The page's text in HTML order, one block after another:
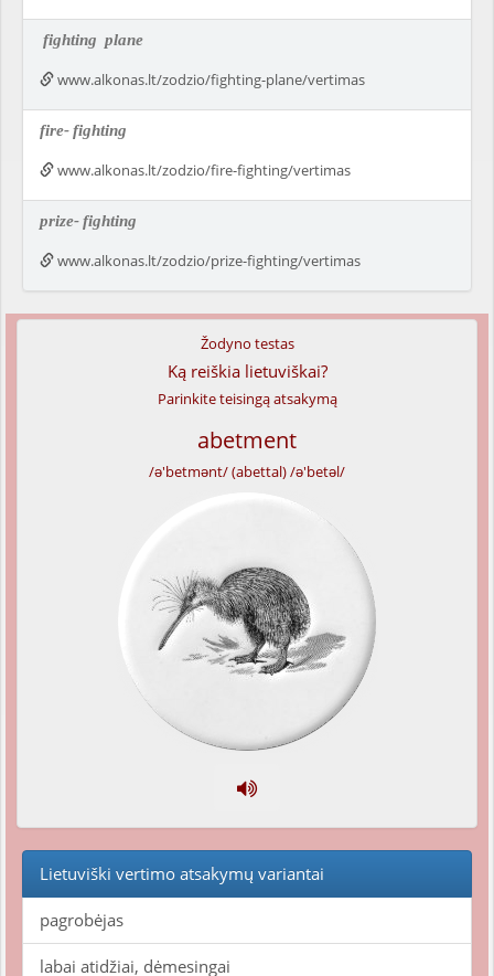
fighting plane
www.alkonas.lt/zodzio/fighting-plane/vertimas
fire-fighting
www.alkonas.lt/zodzio/fire-fighting/vertimas
prize-fighting
www.alkonas.lt/zodzio/prize-fighting/vertimas
Žodyno testas
Ką reiškia lietuviškai?
Parinkite teisingą atsakymą
abetment
/ə'betmənt/ (abettal) /ə'betəl/
Lietuviški vertimo atsakymų variantai
pagrobėjas
labai atidžiai, dėmesingai